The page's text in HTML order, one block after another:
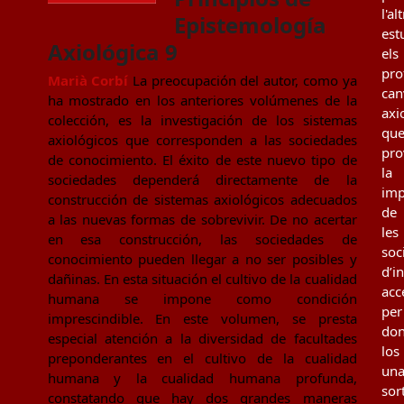
Epistemología
Axiológica 9
Marià Corbí La preocupación del autor, como ya
ha mostrado en los anteriores volúmenes de la
colección, es la investigación de los sistemas
axiológicos que corresponden a las sociedades
de conocimiento. El éxito de este nuevo tipo de
sociedades dependerá directamente de la
construcción de sistemas axiológicos adecuados
a las nuevas formas de sobrevivir. De no acertar
en esa construcción, las sociedades de
conocimiento pueden llegar a no ser posibles y
dañinas. En esta situación el cultivo de la cualidad
humana se impone como condición
imprescindible. En este volumen, se presta
especial atención a la diversidad de facultades
preponderantes en el cultivo de la cualidad
humana y la cualidad humana profunda,
constatando que hay dos grandes maneras
els
que
la
de
les
per
los
una